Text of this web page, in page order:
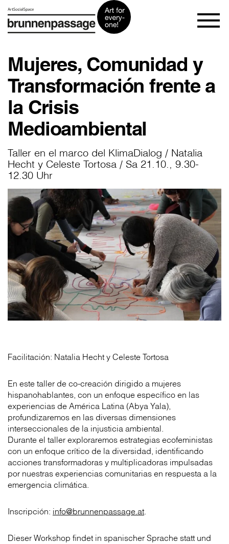
Mujeres, Comunidad y
Transformación frente a
la Crisis
Medioambiental
Taller en el marco del KlimaDialog / Natalia
Hecht y Celeste Tortosa / Sa 21.10., 9.30-
12.30 Uhr
Facilitación: Natalia Hecht y Celeste Tortosa
En este taller de co-creación dirigido a mujeres
hispanohablantes, con un enfoque específico en las
experiencias de América Latina (Abya Yala),
profundizaremos en las diversas dimensiones
interseccionales de la injusticia ambiental.
Durante el taller exploraremos estrategias ecofeministas
con un enfoque crítico de la diversidad, identificando
acciones transformadoras y multiplicadoras impulsadas
por nuestras experiencias comunitarias en respuesta a la
emergencia climática.
Inscripción: info@brunnenpassage.at.
Dieser Workshop findet in spanischer Sprache statt und